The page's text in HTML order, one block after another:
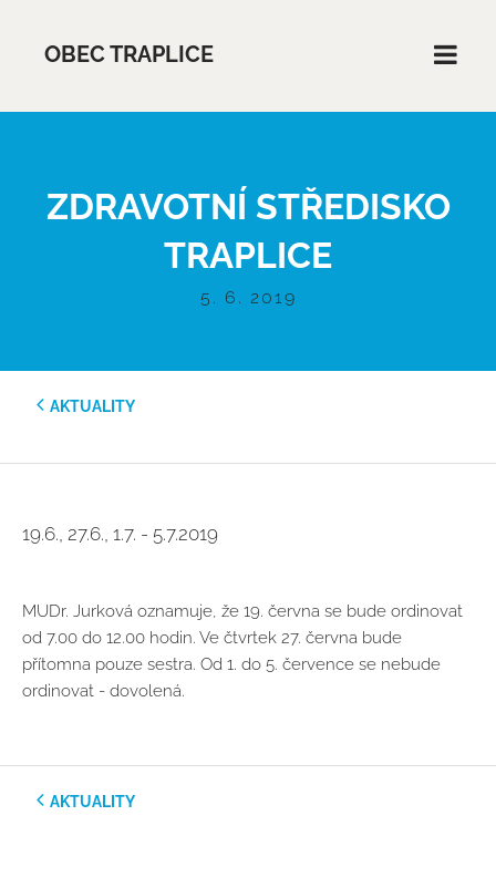
OBEC TRAPLICE
ZDRAVOTNÍ STŘEDISKO
TRAPLICE
5. 6. 2019
AKTUALITY
19.6., 27.6., 1.7. - 5.7.2019
MUDr. Jurková oznamuje, že 19. června se bude ordinovat
od 7.00 do 12.00 hodin. Ve čtvrtek 27. června bude
přítomna pouze sestra. Od 1. do 5. července se nebude
ordinovat - dovolená.
AKTUALITY